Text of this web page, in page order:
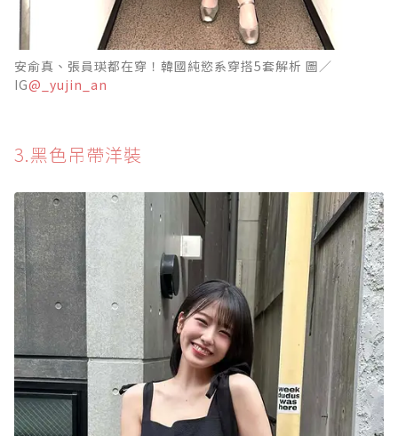
安俞真、張員瑛都在穿！韓國純慾系穿搭5套解析 圖／
IG@_yujin_an
3.黑色吊帶洋裝